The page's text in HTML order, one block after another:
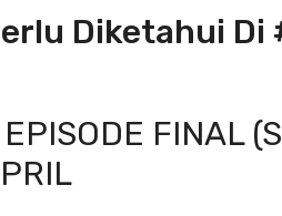
Diketahui Di
FINAL